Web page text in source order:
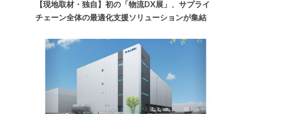
【現地取材・独自】初の「物流DX展」、サプライ
チェーン全体の最適化支援ソリューションが集結